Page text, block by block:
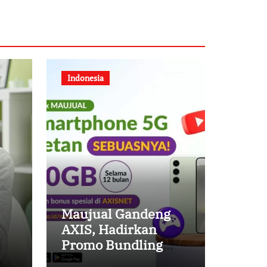
Indonesia
Maujual Gandeng
AXIS, Hadirkan
Promo Bundling
Smartphone 5G